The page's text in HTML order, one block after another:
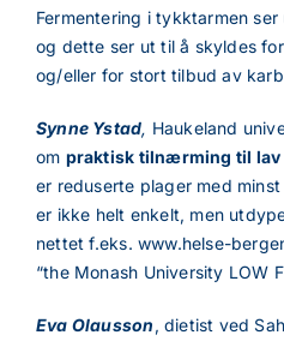
Fermentering i tykktarmen
og dette ser ut til å skyldes
og/eller for stort tilbud av
Synne Ystad, Haukeland
om praktisk tilnærming til lav
er reduserte plager med
er ikke helt enkelt, men
nettet f.eks. www.helse-
“the Monash University LOW
Eva Olausson, dietist ved